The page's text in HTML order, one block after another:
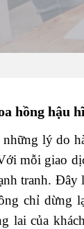
hồng hậu
lý do
mỗi giao
tranh. Đây
chỉ dừng
lai của